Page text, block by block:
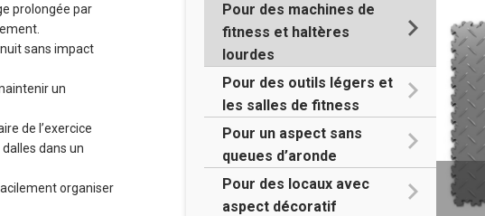
prolongée par
sans impact
un
de l’exercice
dans un
organiser
Pour des machines de
fitness et haltères
lourdes
Pour des outils légers et
les salles de fitness
Pour un aspect sans
queues d’aronde
Pour des locaux avec
aspect décoratif